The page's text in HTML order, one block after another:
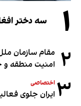
۱ سه دختر
۲ مقام سازمان
امنیت منطقه و
۳ اختصاصی
ایران جلوی